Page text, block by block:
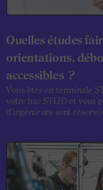
Quelles études
orientations,
accessibles ?
Vous êtes en terminale
votre bac STI2D et vous
d'ingénieurs sont